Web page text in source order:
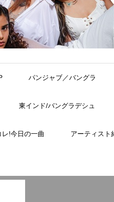
パンジャブ／バングラ
東インド/バングラデシュ
!今日の一曲 アーティスト